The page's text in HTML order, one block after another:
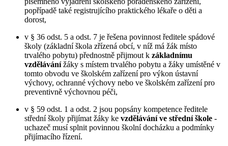
popřípadě také registrujícího praktického lékaře o děti a
dorost,
v § 36 odst. 5 a odst. 7 je řešena povinnost ředitele spádové
školy (základní škola zřízená obcí, v níž má žák místo
trvalého pobytu) přednostně přijmout k základnímu
vzdělávánížáky s místem trvalého pobytu a žáky umístěné v
tomto obvodu ve školském zařízení pro výkon ústavní
výchovy, ochranné výchovy nebo ve školském zařízení pro
preventivně výchovnou péči,
v § 59 odst. 1 a odst. 2 jsou popsány kompetence ředitele
střední školy přijímat žáky ke vzdělávání ve střední škole -
uchazeč musí splnit povinnou školní docházku a podmínky
přijímacího řízení.